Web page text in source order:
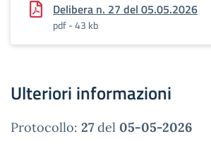
Delibera n. 27 del 05.05.2026
pdf - 43 kb
Ulteriori informazioni
Protocollo: 27 del 05-05-2026